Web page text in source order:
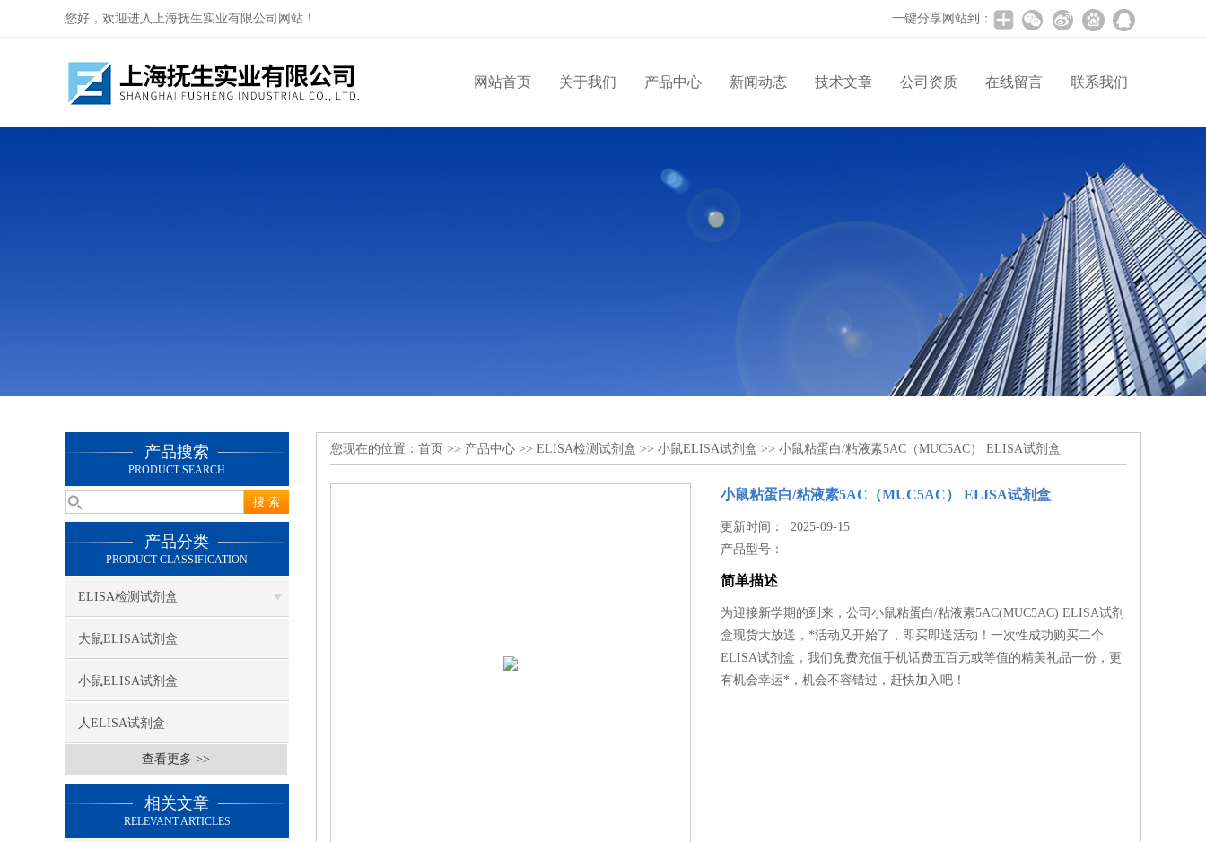
您好，欢迎进入上海抚生实业有限公司网站！ 一键分享网站到：
网站首页 关于我们 产品中心 新闻动态 技术文章 公司资质 在线留言 联系我们
产品搜索
PRODUCT SEARCH
产品分类
PRODUCT CLASSIFICATION
ELISA检测试剂盒
大鼠ELISA试剂盒
小鼠ELISA试剂盒
人ELISA试剂盒
查看更多 >>
相关文章
RELEVANT ARTICLES
您现在的位置： 首页 >> 产品中心 >> ELISA检测试剂盒 >> 小鼠ELISA试剂盒 >> 小鼠粘蛋白/粘液素5AC（MUC5AC） ELISA试剂盒
小鼠粘蛋白/粘液素5AC（MUC5AC） ELISA试剂盒
更新时间： 2025-09-15
产品型号：
简单描述
为迎接新学期的到来，公司小鼠粘蛋白/粘液素5AC(MUC5AC) ELISA试剂
盒现货大放送，*活动又开始了，即买即送活动！一次性成功购买二个
ELISA试剂盒，我们免费充值手机话费五百元或等值的精美礼品一份，更
有机会幸运*，机会不容错过，赶快加入吧！